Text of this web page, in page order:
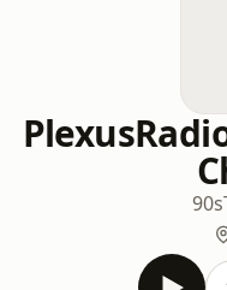
90s